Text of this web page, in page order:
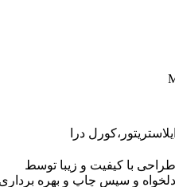
درا
با کیفیت و زیبا توسط
دلخواه و سپس چاپ و بهره برداری